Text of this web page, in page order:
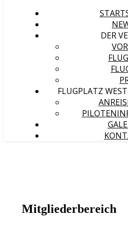
DER
FLUGPLATZ
Mitgliederbereich